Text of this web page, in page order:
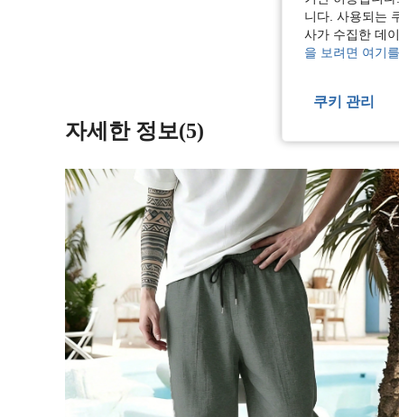
리뷰 더
자세한 정보(5)
니다. 사용되는
사가 수집한 데
을 보려면 여기
쿠키 관리